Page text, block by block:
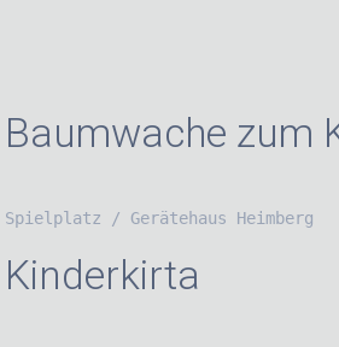
Baumwache zum
Spielplatz / Gerätehaus Heimberg
Kinderkirta